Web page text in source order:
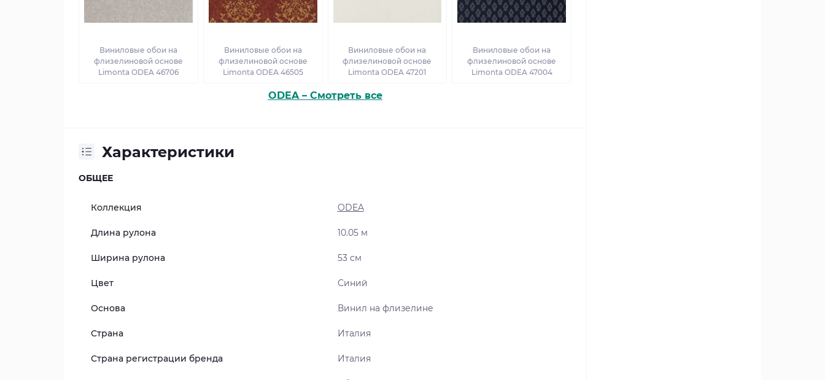
Виниловые обои на
флизелиновой основе
Limonta ODEA 46706
Виниловые обои на
флизелиновой основе
Limonta ODEA 46505
Виниловые обои на
флизелиновой основе
Limonta ODEA 47201
Виниловые обои на
флизелиновой основе
Limonta ODEA 47004
ODEA – Смотреть все
Характеристики
ОБЩЕЕ
Коллекция ODEA
Длина рулона 10.05 м
Ширина рулона 53 см
Цвет Синий
Основа Винил на флизелине
Страна Италия
Страна регистрации бренда Италия